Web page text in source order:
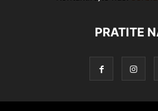
PRATITE